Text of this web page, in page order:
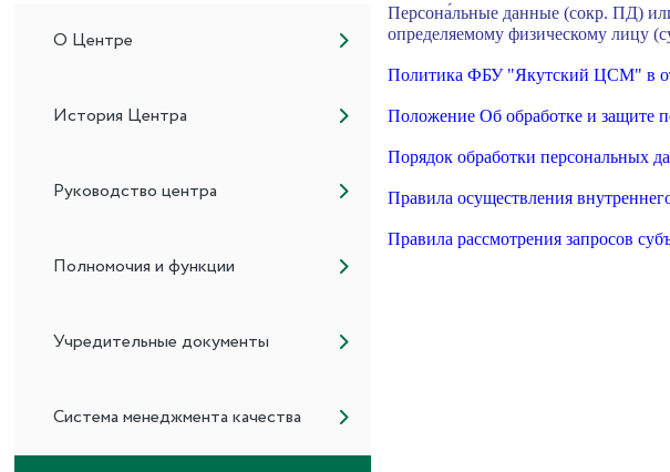
О Центре
История Центра
Руководство центра
Полномочия и функции
Учредительные документы
Система менеджмента качества
Персона́льные данные (сокр. ПД)
определяемому физическому лицу
Политика ФБУ "Якутский ЦСМ" в
Положение Об обработке и
Порядок обработки
Правила осуществления
Правила рассмотрения запросов